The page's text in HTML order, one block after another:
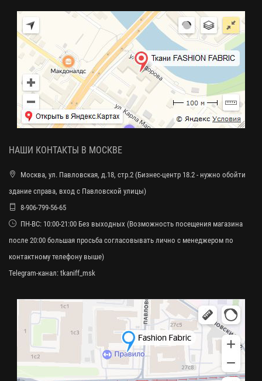
НАШИ КОНТАКТЫ В МОСКВЕ
Москва, ул. Павловская, д.18, стр.2 (Бизнес-центр 18.2 - нужно обойти
здание справа, вход с Павловской улицы)
8-906-799-56-65
ПН-ВС: 10:00-21:00 Без выходных (Возможность посещения магазина
после 20:00 большая просьба согласовывать лично с менеджером по
контактному телефону выше)
Telegram-канал: tkaniff_msk